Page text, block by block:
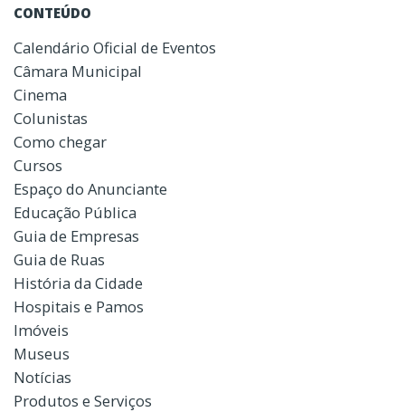
CONTEÚDO
Calendário Oficial de Eventos
Câmara Municipal
Cinema
Colunistas
Como chegar
Cursos
Espaço do Anunciante
Educação Pública
Guia de Empresas
Guia de Ruas
História da Cidade
Hospitais e Pamos
Imóveis
Museus
Notícias
Produtos e Serviços